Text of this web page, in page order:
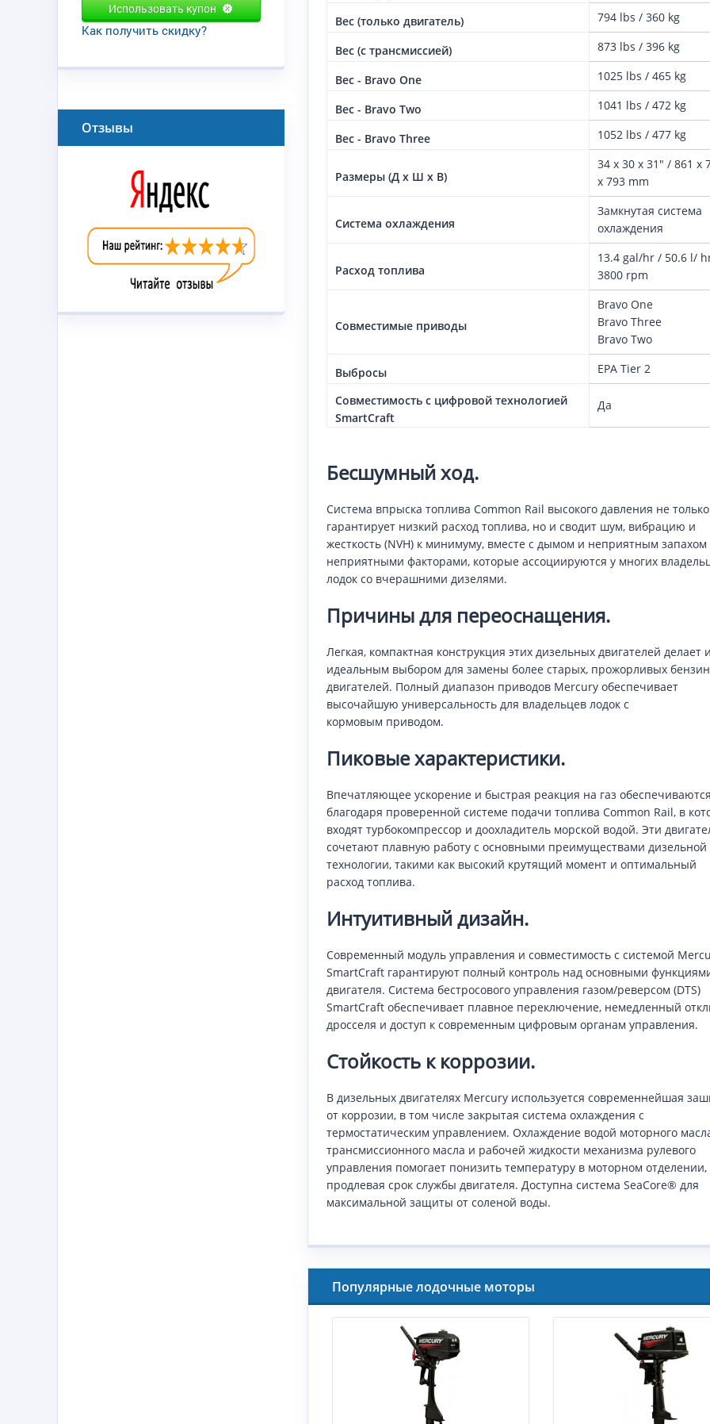
Использовать купон
Как получить скидку?
Отзывы
Вес (только двигатель) 794 lbs / 360 kg
Вес (с трансмиссией) 873 lbs / 396 kg
Вес - Bravo One 1025 lbs / 465 kg
Вес - Bravo Two 1041 lbs / 472 kg
Вес - Bravo Three 1052 lbs / 477 kg
Размеры (Д x Ш x В)
34 x 30 x 31" / 861 x
x 793 mm
Система охлаждения
Замкнутая система
охлаждения
Расход топлива
13.4 gal/hr / 50.6 l/
3800 rpm
Совместимые приводы
Bravo One
Bravo Three
Bravo Two
Выбросы EPA Tier 2
Совместимость с цифровой технологией
SmartCraft
Да
Бесшумный ход.
Система впрыска топлива Common Rail высокого давления не только
гарантирует низкий расход топлива, но и сводит шум, вибрацию и
жесткость (NVH) к минимуму, вместе с дымом и неприятным запахом
неприятными факторами, которые ассоциируются у многих
лодок со вчерашними дизелями.
Причины для переоснащения.
Легкая, компактная конструкция этих дизельных двигателей делает
идеальным выбором для замены более старых, прожорливых
двигателей. Полный диапазон приводов Mercury обеспечивает
высочайшую универсальность для владельцев лодок с
кормовым приводом.
Пиковые характеристики.
Впечатляющее ускорение и быстрая реакция на газ обеспечиваются
благодаря проверенной системе подачи топлива Common Rail, в
входят турбокомпрессор и доохладитель морской водой. Эти
сочетают плавную работу с основными преимуществами дизельной
технологии, такими как высокий крутящий момент и оптимальный
расход топлива.
Интуитивный дизайн.
Современный модуль управления и совместимость с системой
SmartCraft гарантируют полный контроль над основными
двигателя. Система бестросового управления газом/реверсом (DTS)
SmartCraft обеспечивает плавное переключение, немедленный
дросселя и доступ к современным цифровым органам управления.
Стойкость к коррозии.
В дизельных двигателях Mercury используется современнейшая
от коррозии, в том числе закрытая система охлаждения с
термостатическим управлением. Охлаждение водой моторного
трансмиссионного масла и рабочей жидкости механизма рулевого
управления помогает понизить температуру в моторном отделении,
продлевая срок службы двигателя. Доступна система SeaCore® для
максимальной защиты от соленой воды.
Популярные лодочные моторы